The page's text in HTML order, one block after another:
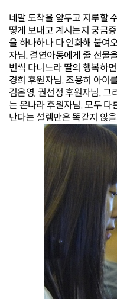
네팔 도착을 앞두고 지루할
떻게 보내고 계시는지 궁금
을 하나하나 다 인화해 붙여
자님. 결연아동에게 줄 선물
번씩 다니느라 딸의 행복하
경희 후원자님. 조용히 아이
김은영, 권선정 후원자님. 그
는 온나라 후원자님.모두 다
난다는 설렘만은 똑같지 않